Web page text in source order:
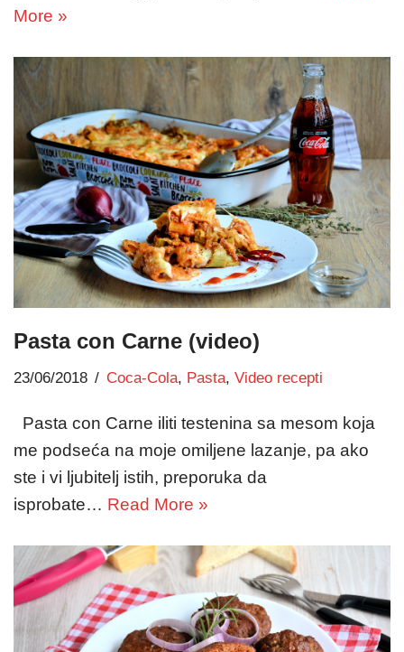
More »
Pasta con Carne (video)
23/06/2018 Coca-Cola, Pasta, Video recepti
Pasta con Carne iliti testenina sa mesom koja
me podseća na moje omiljene lazanje, pa ako
ste i vi ljubitelj istih, preporuka da
isprobate… Read More »